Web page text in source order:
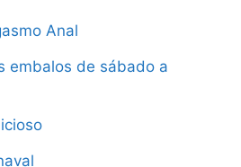
Anal
embalos de sábado a